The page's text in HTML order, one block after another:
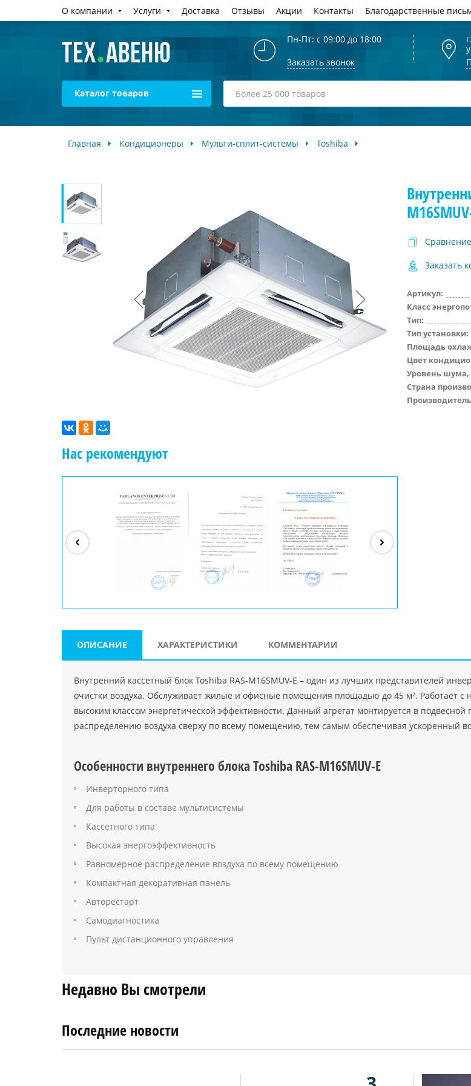
О компании Услуги Доставка Отзывы Акции Контакты Благодарственные
Пн-Пт: с 09:00 до 18:00
Заказать звонок
Каталог товаров
Главная Кондиционеры Мульти-сплит-системы Toshiba
Нас рекомендуют
">
Код PHP ">
"МидасМеталлАрт" PHP ">
Код PHP ">
Сравнение
Заказать
Артикул:
Класс
Тип:
Тип установки:
Площадь
Цвет
Уровень шума,
Страна
ОПИСАНИЕ ХАРАКТЕРИСТИКИ КОММЕНТАРИИ
Внутренний кассетный блок Toshiba RAS-M16SMUV-E – один из лучших представителей
очистки воздуха. Обслуживает жилые и офисные помещения площадью до 45 м². Работает с
высоким классом энергетической эффективности. Данный агрегат монтируется в
распределению воздуха сверху по всему помещению, тем самым обеспечивая ускоренный
Особенности внутреннего блока Toshiba RAS-M16SMUV-E
Инверторного типа
Для работы в составе мультисистемы
Кассетного типа
Высокая энергоэффективность
Равномерное распределение воздуха по всему помещению
Компактная декоративная панель
Авторестарт
Самодиагностика
Пульт дистанционного управления
Недавно Вы смотрели
Последние новости